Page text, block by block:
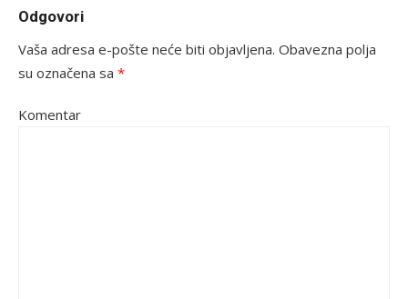
Odgovori
Vaša adresa e-pošte neće biti objavljena. Obavezna polja
su označena sa *
Komentar